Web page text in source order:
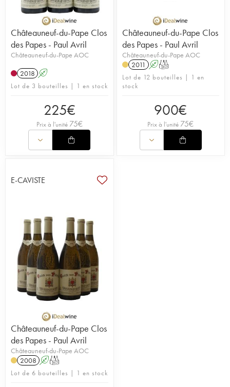
Châteauneuf-du-Pape Clos
des Papes - Paul Avril
Châteauneuf-du-Pape AOC
2018 A
Lot de 3 bouteilles | 1 en stock
225€
Prix à l'unité 75€
Châteauneuf-du-Pape Clos
des Papes - Paul Avril
Châteauneuf-du-Pape AOC
2011 AT
Lot de 12 bouteilles | 1 en
stock
900€
Prix à l'unité 75€
E-CAVISTE
Châteauneuf-du-Pape Clos
des Papes - Paul Avril
Châteauneuf-du-Pape AOC
2008 AT
Lot de 6 bouteilles | 1 en stock